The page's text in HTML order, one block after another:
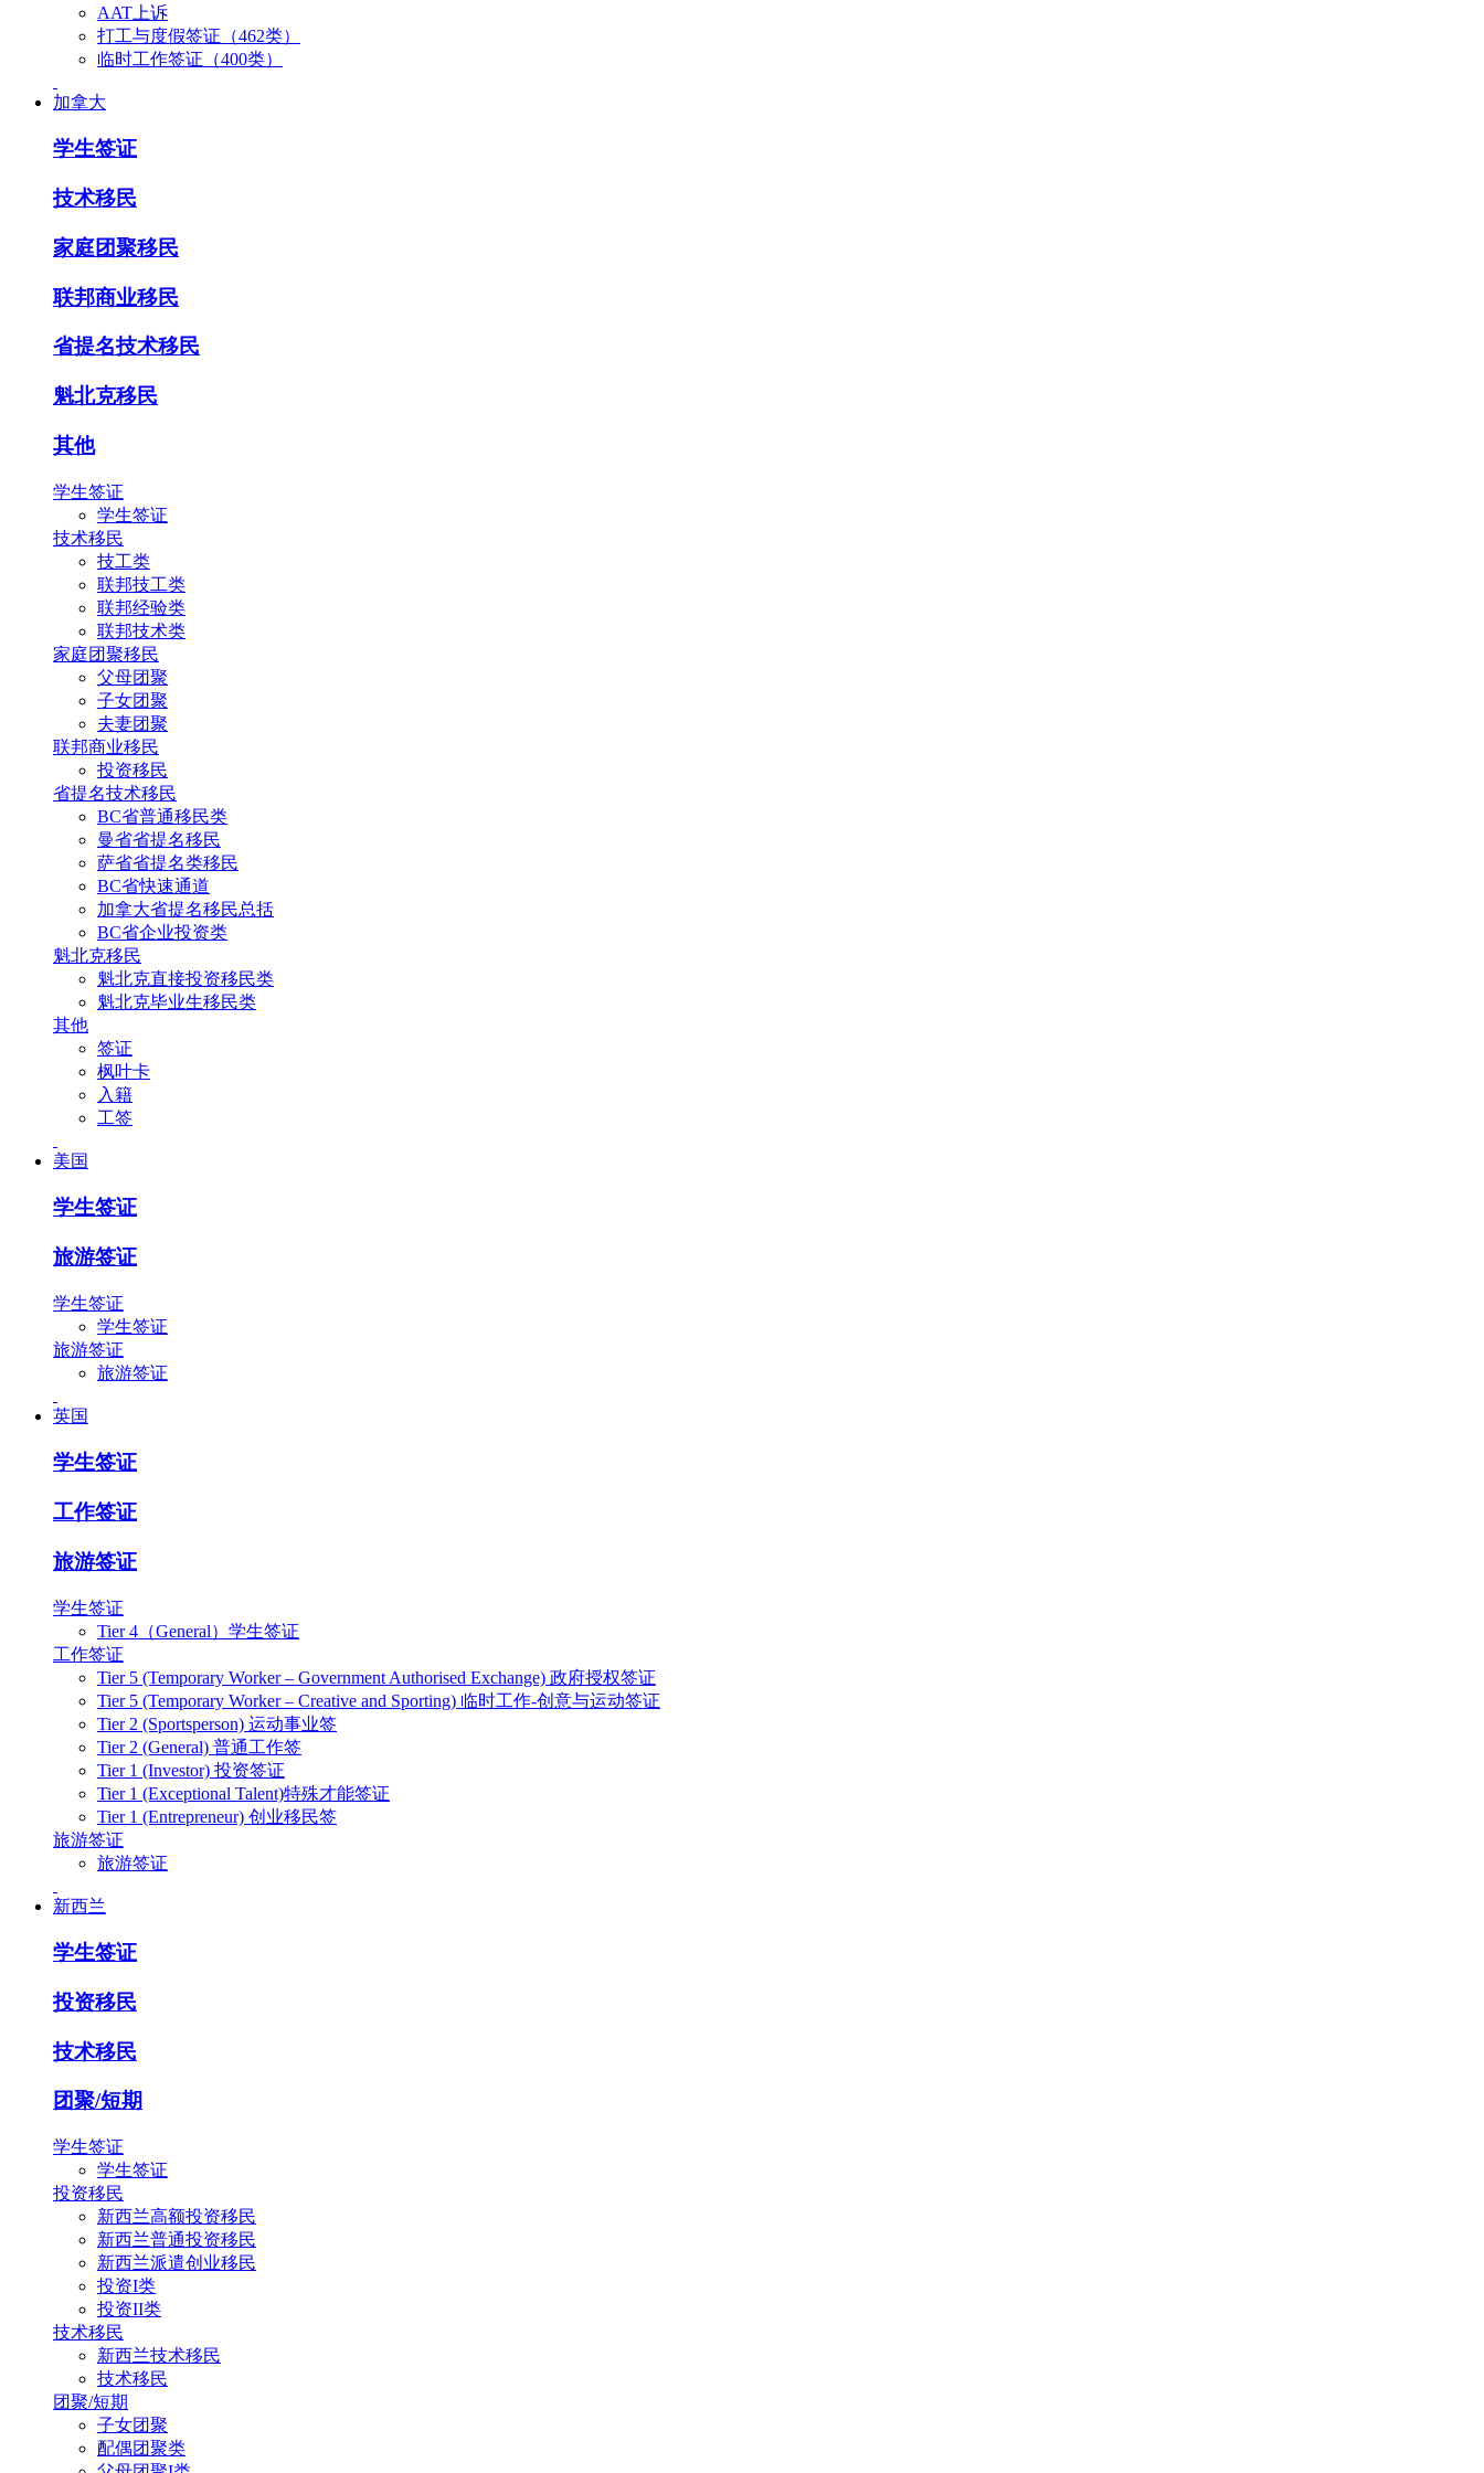
AAT上诉
打工与度假签证（462类）
临时工作签证（400类）
加拿大
学生签证
技术移民
家庭团聚移民
联邦商业移民
省提名技术移民
魁北克移民
其他
学生签证
学生签证
技术移民
技工类
联邦技工类
联邦经验类
联邦技术类
家庭团聚移民
父母团聚
子女团聚
夫妻团聚
联邦商业移民
投资移民
省提名技术移民
BC省普通移民类
曼省省提名移民
萨省省提名类移民
BC省快速通道
加拿大省提名移民总括
BC省企业投资类
魁北克移民
魁北克直接投资移民类
魁北克毕业生移民类
其他
签证
枫叶卡
入籍
工签
美国
学生签证
旅游签证
学生签证
学生签证
旅游签证
旅游签证
英国
学生签证
工作签证
旅游签证
学生签证
Tier 4（General）学生签证
工作签证
Tier 5 (Temporary Worker – Government Authorised Exchange) 政府授权签证
Tier 5 (Temporary Worker – Creative and Sporting) 临时工作-创意与运动签证
Tier 2 (Sportsperson) 运动事业签
Tier 2 (General) 普通工作签
Tier 1 (Investor) 投资签证
Tier 1 (Exceptional Talent)特殊才能签证
Tier 1 (Entrepreneur) 创业移民签
旅游签证
旅游签证
新西兰
学生签证
投资移民
技术移民
团聚/短期
学生签证
学生签证
投资移民
新西兰高额投资移民
新西兰普通投资移民
新西兰派遣创业移民
投资I类
投资II类
技术移民
新西兰技术移民
技术移民
团聚/短期
子女团聚
配偶团聚类